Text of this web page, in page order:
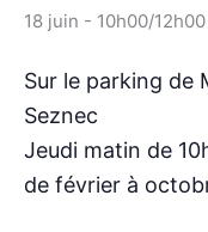
18 juin - 10h00/12h00
Sur le parking de
Seznec
Jeudi matin de
de février à